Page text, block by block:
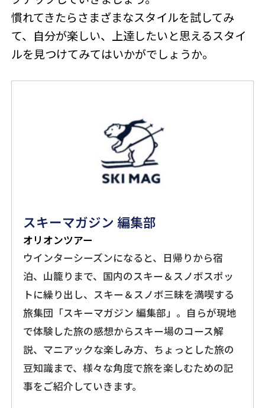
慣れてきたらさまざまなスタイルを試してみ
て、自分が楽しい、上達したいと思えるスタイ
ルを見つけてみてはいかがでしょうか。
スキーマガジン 編集部
オリオンツアー
ウインターシーズンになると、日帰りから宿
泊、山籠りまで、国内のスキー＆スノボスポッ
トに繰り出し、スキー＆スノボ三昧を満喫する
旅集団「スキーマガジン 編集部」。自らが現地
で体験した旅の感想からスキー場のコース解
説、マニアックな楽しみ方、ちょっとした旅の
豆知識まで、様々な角度で旅を楽しむための記
事をご紹介していきます。